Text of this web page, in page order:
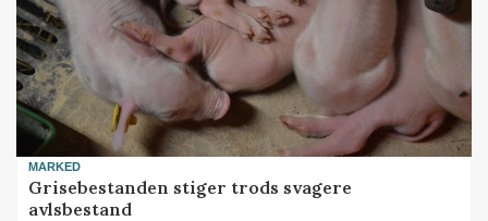
MARKED
Grisebestanden stiger trods svagere
avlsbestand